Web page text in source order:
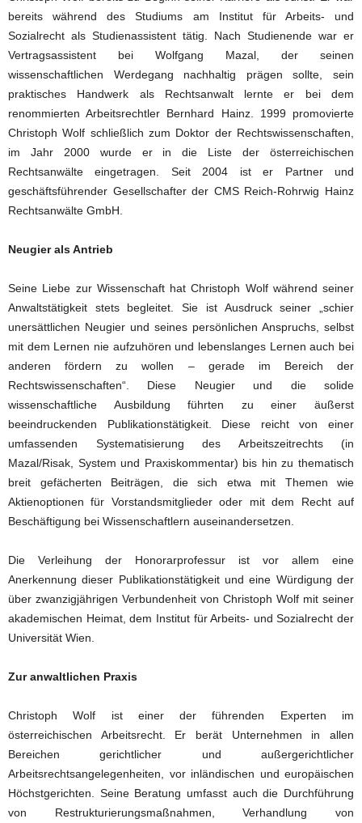
bereits während des Studiums am Institut für Arbeits- und
Sozialrecht als Studienassistent tätig. Nach Studienende war er
Vertragsassistent bei Wolfgang Mazal, der seinen
wissenschaftlichen Werdegang nachhaltig prägen sollte, sein
praktisches Handwerk als Rechtsanwalt lernte er bei dem
renommierten Arbeitsrechtler Bernhard Hainz. 1999 promovierte
Christoph Wolf schließlich zum Doktor der Rechtswissenschaften,
im Jahr 2000 wurde er in die Liste der österreichischen
Rechtsanwälte eingetragen. Seit 2004 ist er Partner und
geschäftsführender Gesellschafter der CMS Reich-Rohrwig Hainz
Rechtsanwälte GmbH.
Neugier als Antrieb
Seine Liebe zur Wissenschaft hat Christoph Wolf während seiner
Anwaltstätigkeit stets begleitet. Sie ist Ausdruck seiner „schier
unersättlichen Neugier und seines persönlichen Anspruchs, selbst
mit dem Lernen nie aufzuhören und lebenslanges Lernen auch bei
anderen fördern zu wollen – gerade im Bereich der
Rechtswissenschaften“. Diese Neugier und die solide
wissenschaftliche Ausbildung führten zu einer äußerst
beeindruckenden Publikationstätigkeit. Diese reicht von einer
umfassenden Systematisierung des Arbeitszeitrechts (in
Mazal/Risak, System und Praxiskommentar) bis hin zu thematisch
breit gefächerten Beiträgen, die sich etwa mit Themen wie
Aktienoptionen für Vorstandsmitglieder oder mit dem Recht auf
Beschäftigung bei Wissenschaftlern auseinandersetzen.
Die Verleihung der Honorarprofessur ist vor allem eine
Anerkennung dieser Publikationstätigkeit und eine Würdigung der
über zwanzigjährigen Verbundenheit von Christoph Wolf mit seiner
akademischen Heimat, dem Institut für Arbeits- und Sozialrecht der
Universität Wien.
Zur anwaltlichen Praxis
Christoph Wolf ist einer der führenden Experten im
österreichischen Arbeitsrecht. Er berät Unternehmen in allen
Bereichen gerichtlicher und außergerichtlicher
Arbeitsrechtsangelegenheiten, vor inländischen und europäischen
Höchstgerichten. Seine Beratung umfasst auch die Durchführung
von Restrukturierungsmaßnahmen, Verhandlung von